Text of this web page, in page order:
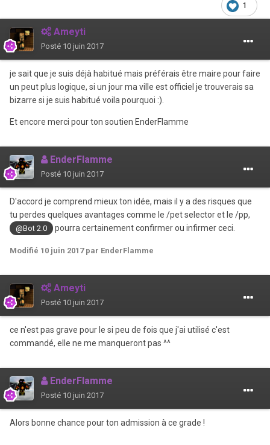
1
Ameyti
Posté 10 juin 2017
je sait que je suis déjà habitué mais préférais être maire pour faire
un peut plus logique, si un jour ma ville est officiel je trouverais sa
bizarre si je suis habitué voila pourquoi :).
Et encore merci pour ton soutien EnderFlamme
EnderFlamme
Posté 10 juin 2017
D'accord je comprend mieux ton idée, mais il y a des risques que
tu perdes quelques avantages comme le /pet selector et le /pp,
@Bot 2.0 pourra certainement confirmer ou infirmer ceci.
Modifié 10 juin 2017par EnderFlamme
Ameyti
Posté 10 juin 2017
ce n'est pas grave pour le si peu de fois que j'ai utilisé c'est
commandé, elle ne me manqueront pas ^^
EnderFlamme
Posté 10 juin 2017
Alors bonne chance pour ton admission à ce grade !